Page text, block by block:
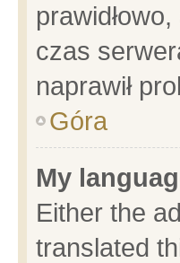
czas
naprawił
Góra
My
Either the
translated